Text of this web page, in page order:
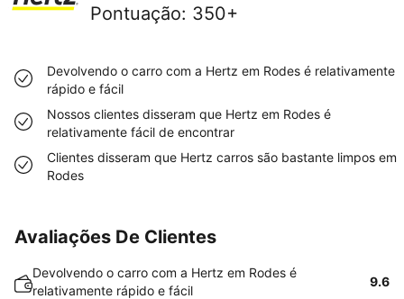
Pontuação: 350+
Devolvendo o carro com a Hertz em Rodes é relativamente
rápido e fácil
Nossos clientes disseram que Hertz em Rodes é
relativamente fácil de encontrar
Clientes disseram que Hertz carros são bastante limpos em
Rodes
Avaliações De Clientes
Devolvendo o carro com a Hertz em Rodes é
relativamente rápido e fácil
9.6